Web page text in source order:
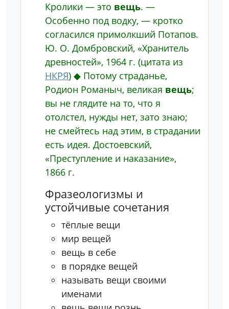
Кролики — это вещь. —
Особенно под водку, — кротко
согласился примолкший Потапов.
Ю. О. Домбровский, «Хранитель
древностей», 1964 г. (цитата из
НКРЯ) ◆ Потому страданье,
Родион Романыч, великая вещь;
вы не глядите на то, что я
отолстел, нужды нет, зато знаю;
не смейтесь над этим, в страдании
есть идея. Достоевский,
«Преступление и наказание»,
1866 г.
Фразеологизмы и
устойчивые сочетания
тёплые вещи
мир вещей
вещь в себе
в порядке вещей
называть вещи своими
именами